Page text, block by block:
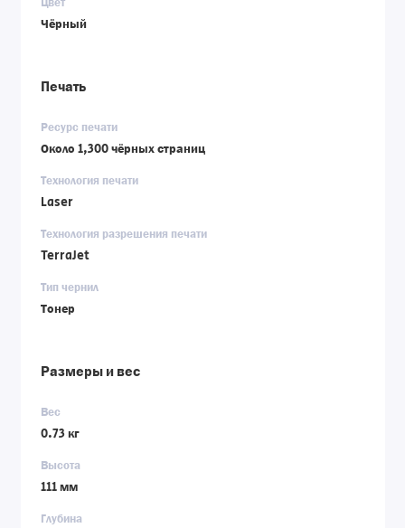
Чёрный
Печать
Ресурс печати
Около 1,300 чёрных страниц
Технология печати
Laser
Технология разрешения печати
TerraJet
Тип чернил
Тонер
Размеры и вес
Вес
0.73 кг
Высота
111 мм
Глубина